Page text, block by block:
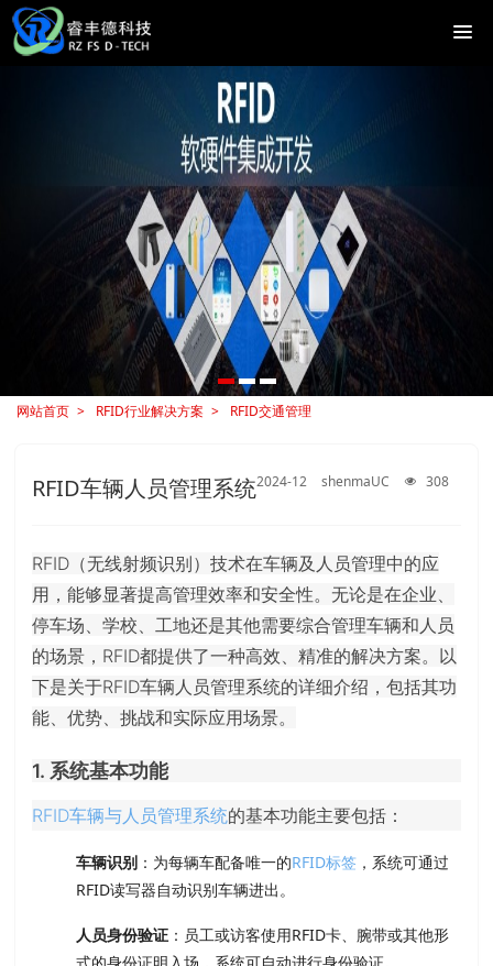
网站首页 RFID行业解决方案 RFID交通管理
RFID车辆人员管理系统2024-12 shenmaUC 308
RFID（无线射频识别）技术在车辆及人员管理中的应
用，能够显著提高管理效率和安全性。无论是在企业、
停车场、学校、工地还是其他需要综合管理车辆和人员
的场景，RFID都提供了一种高效、精准的解决方案。以
下是关于RFID车辆人员管理系统的详细介绍，包括其功
能、优势、挑战和实际应用场景。
1. 系统基本功能
RFID车辆与人员管理系统的基本功能主要包括：
车辆识别 ：为每辆车配备唯一的RFID标签 ，系统可通过
RFID读写器自动识别车辆进出。
人员身份验证 ：员工或访客使用RFID卡、腕带或其他形